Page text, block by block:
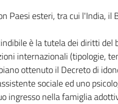
Paesi esteri, tra cui l'India, il
è la tutela dei diritti
internazionali (tipologie,
ottenuto il Decreto di
sociale ed uno
ingresso nella famiglia